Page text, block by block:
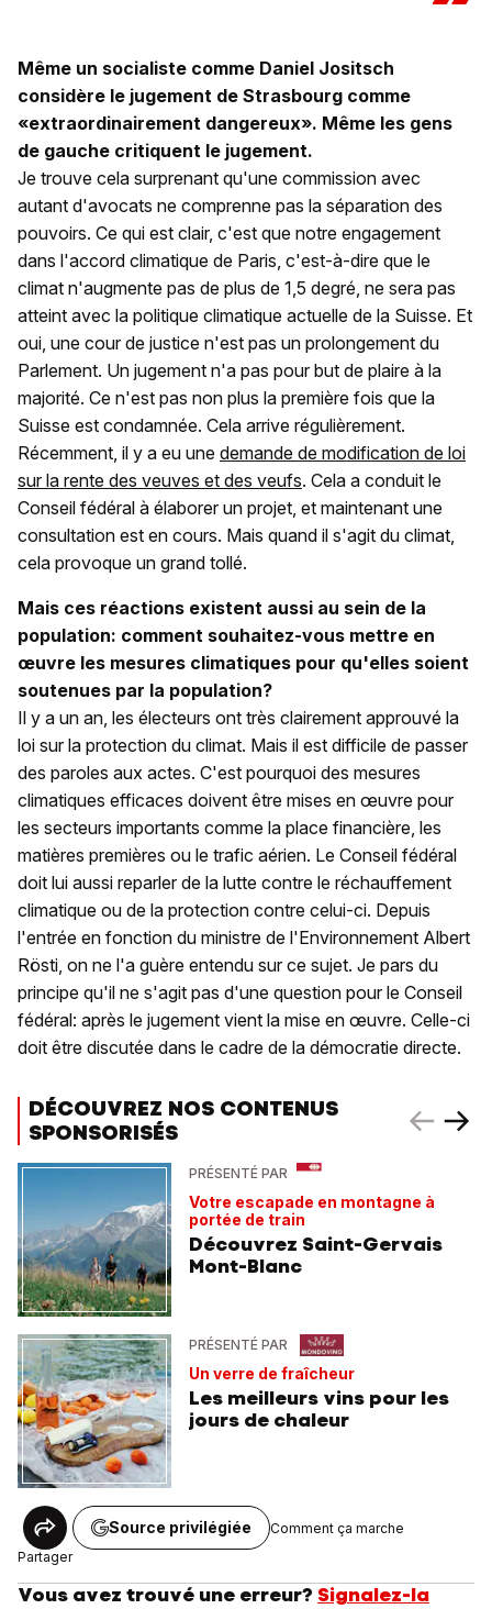
Même un socialiste comme Daniel Jositsch
considère le jugement de Strasbourg comme
«extraordinairement dangereux». Même les gens
de gauche critiquent le jugement.
Je trouve cela surprenant qu'une commission avec
autant d'avocats ne comprenne pas la séparation des
pouvoirs. Ce qui est clair, c'est que notre engagement
dans l'accord climatique de Paris, c'est-à-dire que le
climat n'augmente pas de plus de 1,5 degré, ne sera pas
atteint avec la politique climatique actuelle de la Suisse. Et
oui, une cour de justice n'est pas un prolongement du
Parlement. Un jugement n'a pas pour but de plaire à la
majorité. Ce n'est pas non plus la première fois que la
Suisse est condamnée. Cela arrive régulièrement.
Récemment, il y a eu une demande de modification de loi
sur la rente des veuves et des veufs. Cela a conduit le
Conseil fédéral à élaborer un projet, et maintenant une
consultation est en cours. Mais quand il s'agit du climat,
cela provoque un grand tollé.
Mais ces réactions existent aussi au sein de la
population: comment souhaitez-vous mettre en
œuvre les mesures climatiques pour qu'elles soient
soutenues par la population?
Il y a un an, les électeurs ont très clairement approuvé la
loi sur la protection du climat. Mais il est difficile de passer
des paroles aux actes. C'est pourquoi des mesures
climatiques efficaces doivent être mises en œuvre pour
les secteurs importants comme la place financière, les
matières premières ou le trafic aérien. Le Conseil fédéral
doit lui aussi reparler de la lutte contre le réchauffement
climatique ou de la protection contre celui-ci. Depuis
l'entrée en fonction du ministre de l'Environnement Albert
Rösti, on ne l'a guère entendu sur ce sujet. Je pars du
principe qu'il ne s'agit pas d'une question pour le Conseil
fédéral: après le jugement vient la mise en œuvre. Celle-ci
doit être discutée dans le cadre de la démocratie directe.
DÉCOUVREZ NOS CONTENUS
SPONSORISÉS
PRÉSENTÉ PAR
Votre escapade en montagne à
portée de train
Découvrez Saint-Gervais
Mont-Blanc
PRÉSENTÉ PAR
Un verre de fraîcheur
Les meilleurs vins pour les
jours de chaleur
Partager
Source privilégiée Comment ça marche
Vous avez trouvé une erreur? Signalez-la